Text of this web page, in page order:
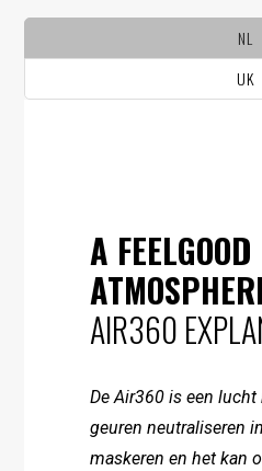
NL
UK
A FEELGOOD
AIR360
De Air360 is een
geuren neutraliseren
maskeren en het kan